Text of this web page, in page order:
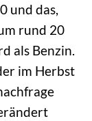
und das,
rund 20
als Benzin.
im Herbst